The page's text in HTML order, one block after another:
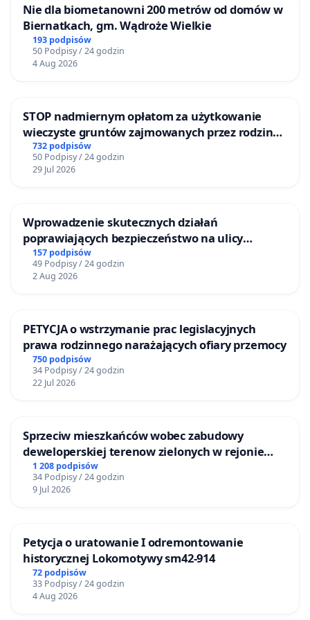
Nie dla biometanowni 200 metrów od domów w
Biernatkach, gm. Wądroże Wielkie
193 podpisów
50 Podpisy / 24 godzin
4 Aug 2026
STOP nadmiernym opłatom za użytkowanie
wieczyste gruntów zajmowanych przez rodzinne
ogrody działkowe.
732 podpisów
50 Podpisy / 24 godzin
29 Jul 2026
Wprowadzenie skutecznych działań
poprawiających bezpieczeństwo na ulicy
Żeromskiego w Otwocku
157 podpisów
49 Podpisy / 24 godzin
2 Aug 2026
PETYCJA o wstrzymanie prac legislacyjnych
prawa rodzinnego narażających ofiary przemocy
750 podpisów
34 Podpisy / 24 godzin
22 Jul 2026
Sprzeciw mieszkańców wobec zabudowy
deweloperskiej terenow zielonych w rejonie
Bulwarów Straceńskich w Bielsku-Białej
1 208 podpisów
34 Podpisy / 24 godzin
9 Jul 2026
Petycja o uratowanie I odremontowanie
historycznej Lokomotywy sm42-914
72 podpisów
33 Podpisy / 24 godzin
4 Aug 2026